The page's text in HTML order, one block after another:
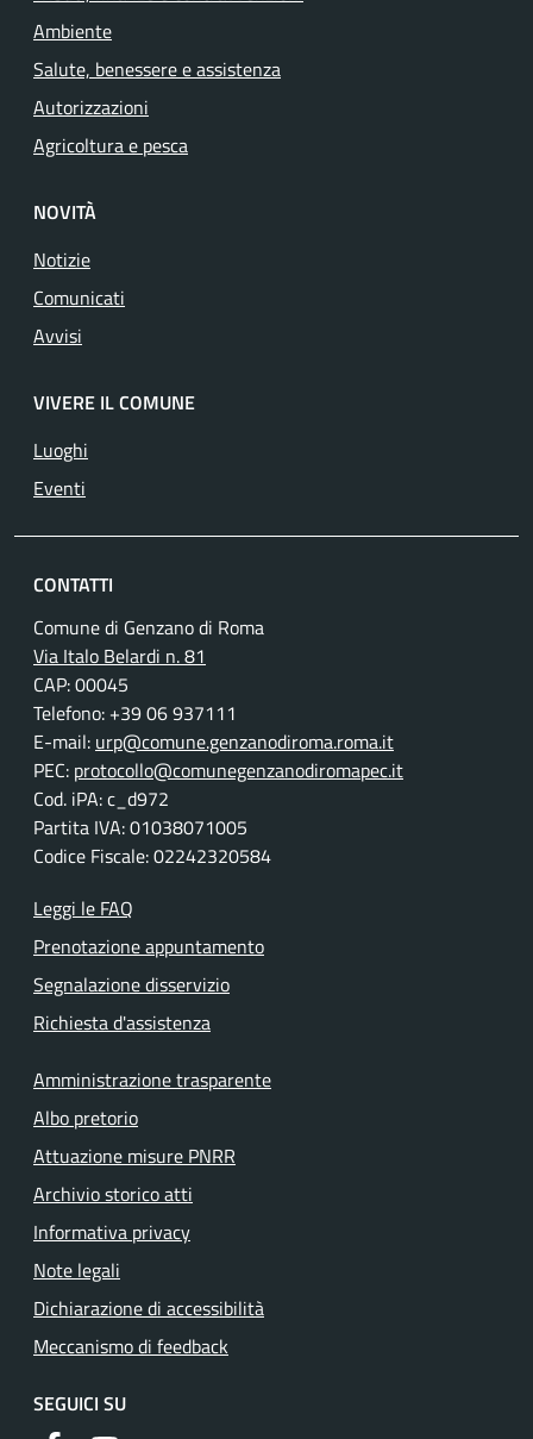
Ambiente
Salute, benessere e assistenza
Autorizzazioni
Agricoltura e pesca
NOVITÀ
Notizie
Comunicati
Avvisi
VIVERE IL COMUNE
Luoghi
Eventi
CONTATTI
Comune di Genzano di Roma
Via Italo Belardi n. 81
CAP: 00045
Telefono: +39 06 937111
E-mail: urp@comune.genzanodiroma.roma.it
PEC: protocollo@comunegenzanodiromapec.it
Cod. iPA: c_d972
Partita IVA: 01038071005
Codice Fiscale: 02242320584
Leggi le FAQ
Prenotazione appuntamento
Segnalazione disservizio
Richiesta d'assistenza
Amministrazione trasparente
Albo pretorio
Attuazione misure PNRR
Archivio storico atti
Informativa privacy
Note legali
Dichiarazione di accessibilità
Meccanismo di feedback
SEGUICI SU